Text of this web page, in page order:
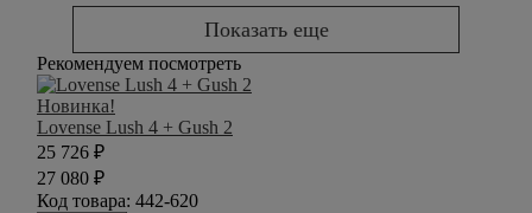
Показать еще
Рекомендуем посмотреть
Новинка!
Lovense Lush 4 + Gush 2
25 726 ₽
27 080 ₽
Код товара: 442-620